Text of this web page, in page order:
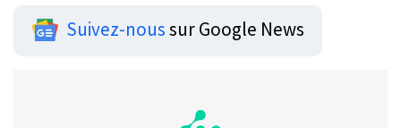
Suivez-noussur Google News